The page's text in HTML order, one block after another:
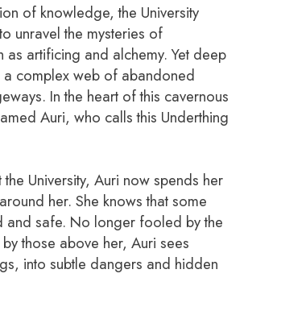
of knowledge, the University
unravel the mysteries of
as artificing and alchemy. Yet deep
complex web of abandoned
In the heart of this cavernous
Auri, who calls this Underthing
University, Auri now spends her
her. She knows that some
and safe. No longer fooled by the
those above her, Auri sees
into subtle dangers and hidden